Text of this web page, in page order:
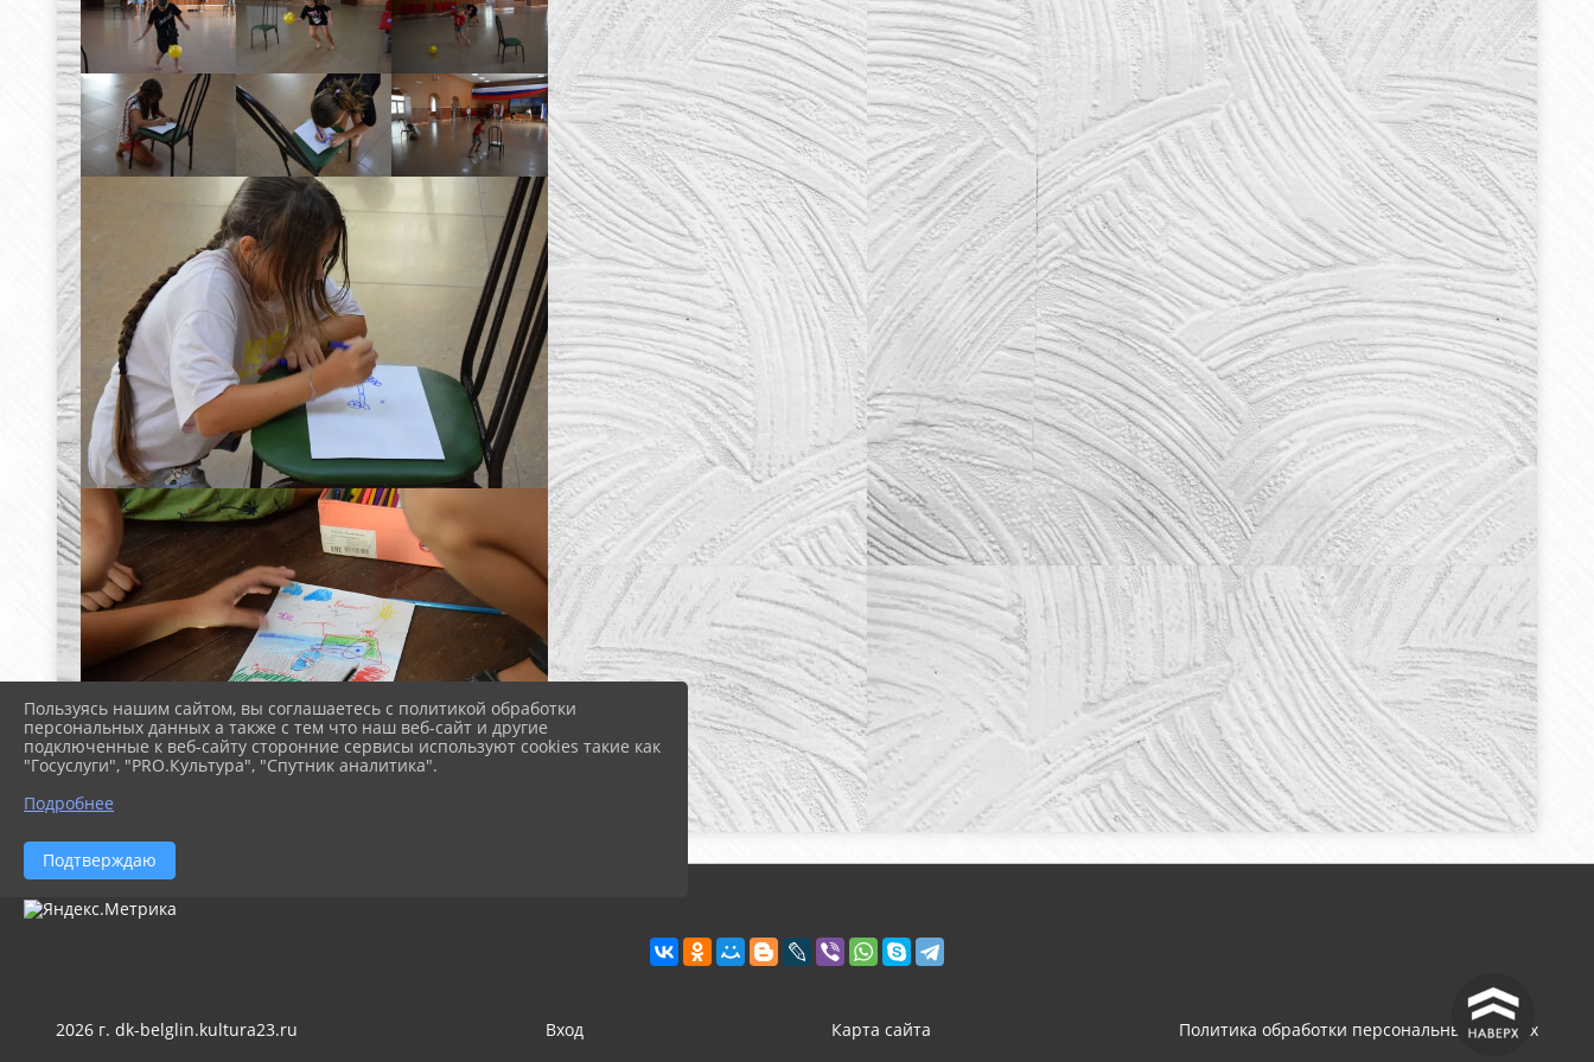
^
2026 г. dk-belglin.kultura23.ru Вход Карта сайта Политика обработки персональных данных
Пользуясь нашим сайтом, вы соглашаетесь с политикой обработки
персональных данных а также с тем что наш веб-сайт и другие
подключенные к веб-сайту сторонние сервисы используют cookies такие как
"Госуслуги", "PRO.Культура", "Спутник аналитика".
Подробнее
Подтверждаю